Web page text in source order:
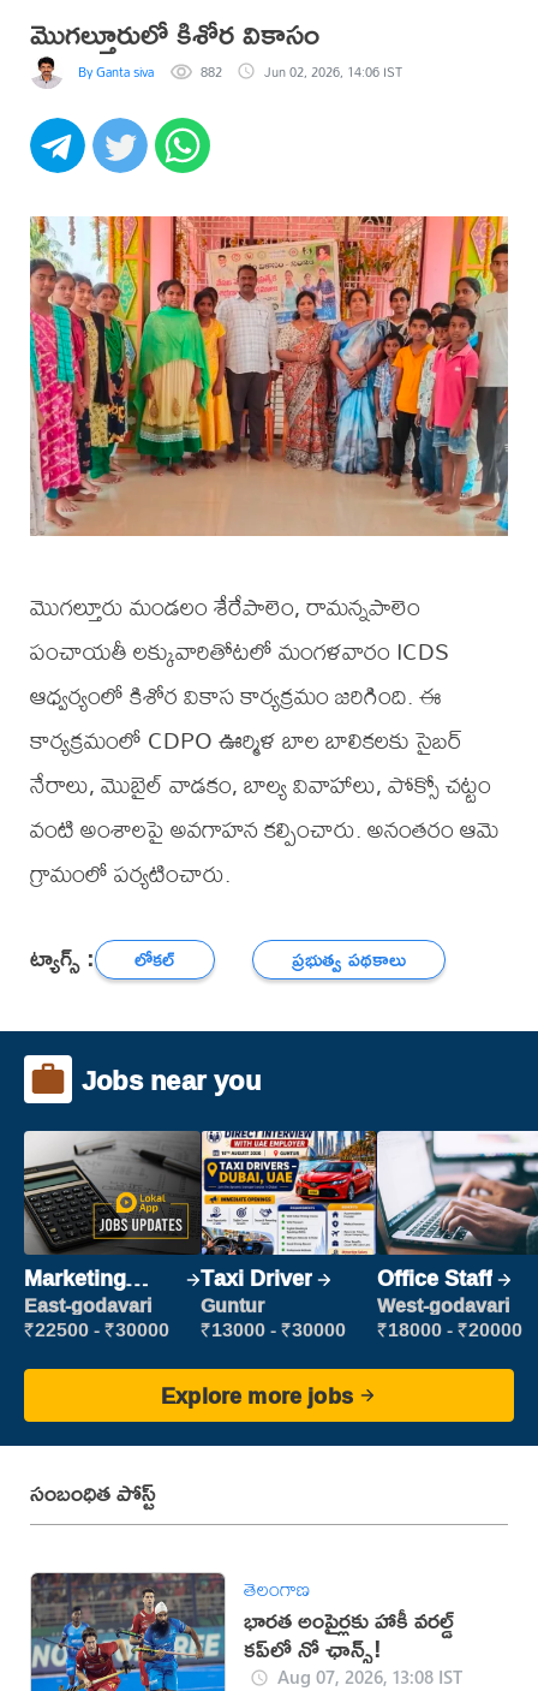
మొగల్తూరులో కిశోర వికాసం
By Ganta siva 882 Jun 02, 2026, 14:06 IST
మొగల్తూరు మండలం శేరేపాలెం, రామన్నపాలెం
పంచాయతీ లక్కువారితోటలో మంగళవారం ICDS
ఆధ్వర్యంలో కిశోర వికాస కార్యక్రమం జరిగింది. ఈ
కార్యక్రమంలో CDPO ఊర్మిళ బాల బాలికలకు సైబర్
నేరాలు, మొబైల్ వాడకం, బాల్య వివాహాలు, పోక్సో చట్టం
వంటి అంశాలపై అవగాహన కల్పించారు. అనంతరం ఆమె
గ్రామంలో పర్యటించారు.
ట్యాగ్స్ : లోకల్ ప్రభుత్వ పథకాలు
Jobs near you
Marketing
Executive
East-godavari
₹22500 - ₹30000
Taxi Driver
Guntur
₹13000 - ₹30000
Office Staff
West-godavari
₹18000 - ₹20000
Explore more jobs
సంబంధిత పోస్ట్
తెలంగాణ
భారత అంపైర్లకు హాకీ వరల్డ్
కప్‌లో నో ఛాన్స్!
Aug 07, 2026, 13:08 IST